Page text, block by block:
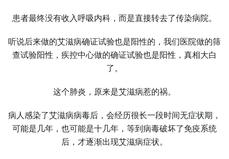
患者最终没有收入呼吸内科，而是直接转去了传染病院。
听说后来做的艾滋病确证试验也是阳性的，我们医院做的筛
查试验阳性，疾控中心做的确证试验也是阳性，真相大白
了。
这个肺炎，原来是艾滋病惹的祸。
病人感染了艾滋病病毒后，会经历很长一段时间无症状期，
可能是几年，也可能是十几年，等到病毒破坏了免疫系统
后，才逐渐出现艾滋病症状。